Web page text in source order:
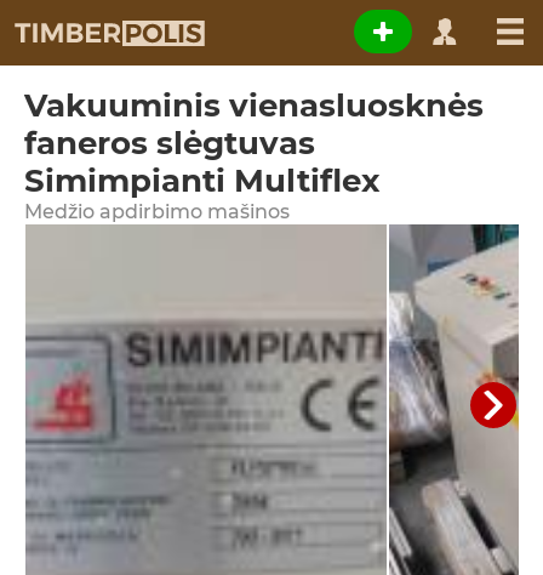
Vakuuminis vienasluosknės
faneros slėgtuvas
Simimpianti Multiflex
Medžio apdirbimo mašinos